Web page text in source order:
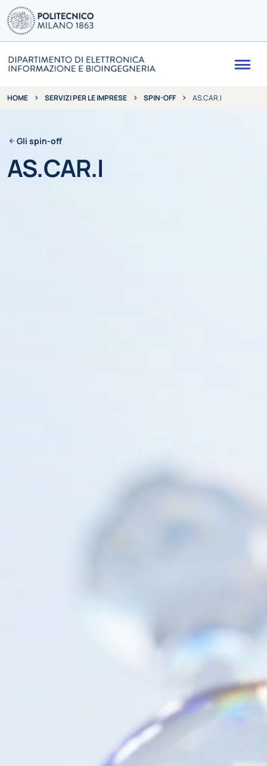
HOME SERVIZI PER LE IMPRESE SPIN-OFF AS.CAR.I
Gli spin-off
AS.CAR.I